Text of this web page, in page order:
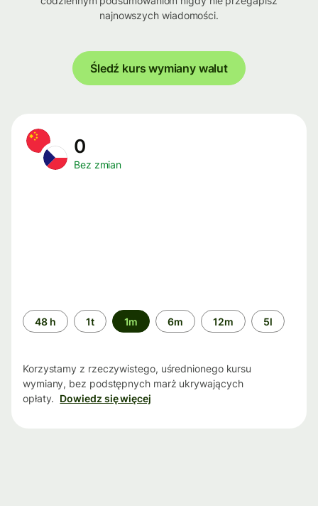
najnowszych wiadomości.
Śledź kurs wymiany walut
0
Bez zmian
Przedział
czasu
48 h 1t 1m 6m 12m 5l
Korzystamy z rzeczywistego, uśrednionego kursu
wymiany, bez podstępnych marż ukrywających
opłaty. Dowiedz się więcej